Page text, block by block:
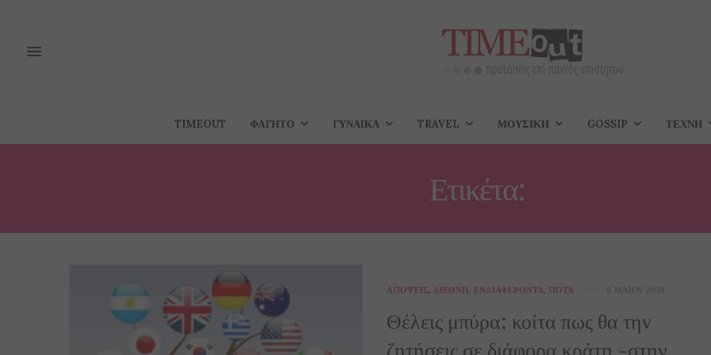
TIMEOUT ΦΑΓΗΤΌ ΓΥΝΑΊΚΑ TRAVEL ΜΟΥΣΙΚΉ GOSSIP ΤΈΧΝΗ
Ετικέτα:
ΑΠΌΨΕΙΣ, ΔΙΕΘΝΉ, ΕΝΔΙΑΦΈΡΟΝΤΑ, ΠΟΤΆ 8 ΜΑΪ́ΟΥ 2018
Θέλεις μπύρα; κοίτα πως θα την
ζητήσεις σε διάφορα κράτη -στην